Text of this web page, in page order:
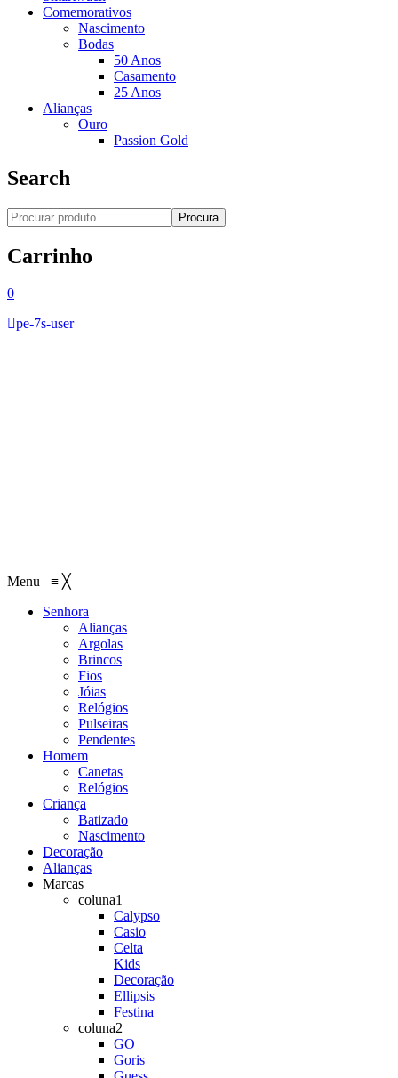
Comemorativos
Nascimento
Bodas
50 Anos
Casamento
25 Anos
Alianças
Ouro
Passion Gold
Search
Procura
Carrinho
0
pe-7s-user
Menu ≡ ╳
Senhora
Alianças
Argolas
Brincos
Fios
Jóias
Relógios
Pulseiras
Pendentes
Homem
Canetas
Relógios
Criança
Batizado
Nascimento
Decoração
Alianças
Marcas
coluna1
Calypso
Casio
Celta
Kids
Decoração
Ellipsis
Festina
coluna2
GO
Goris